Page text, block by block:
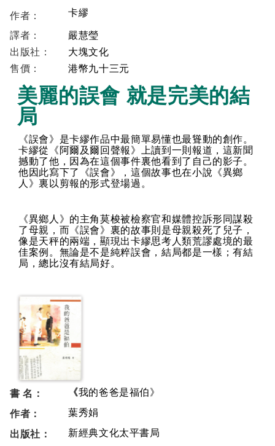
作者： 卡繆
譯者： 嚴慧瑩
出版社： 大塊文化
售價： 港幣九十三元
美麗的誤會 就是完美的結
局
《誤會》是卡繆作品中最簡單易懂也最聳動的創作。
卡繆從《阿爾及爾回聲報》上讀到一則報道，這新聞
撼動了他，因為在這個事件裏他看到了自己的影子。
他因此寫下了《誤會》，這個故事也在小說《異鄉
人》裏以剪報的形式登場過。
《異鄉人》的主角莫梭被檢察官和媒體控訴形同謀殺
了母親，而《誤會》裏的故事則是母親殺死了兒子，
像是天秤的兩端，顯現出卡繆思考人類荒謬處境的最
佳案例。無論是不是純粹誤會，結局都是一樣；有結
局，總比沒有結局好。
書 名： 《我的爸爸是福伯》
作者： 葉秀娟
出版社： 新經典文化太平書局